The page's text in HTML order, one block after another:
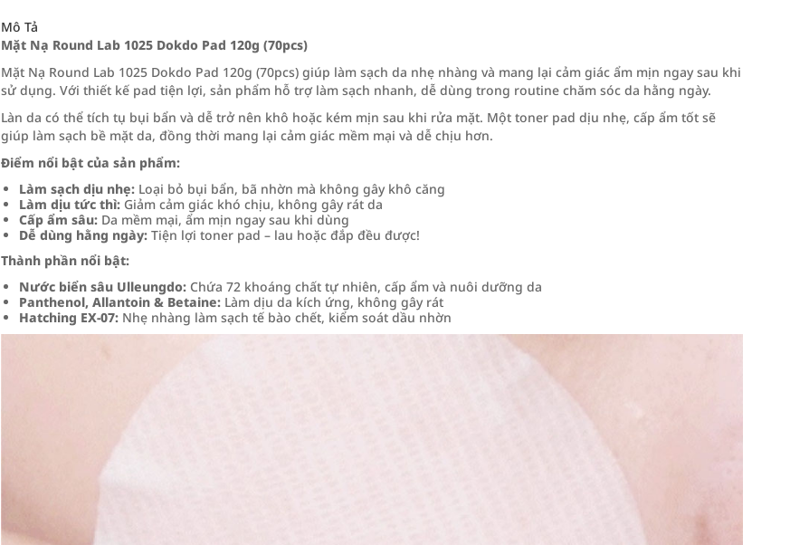
Mô Tả
Mặt Nạ Round Lab 1025 Dokdo Pad 120g (70pcs)
Mặt Nạ Round Lab 1025 Dokdo Pad 120g (70pcs) giúp làm sạch da nhẹ nhàng và mang lại cảm giác ẩm mịn ngay sau khi
sử dụng. Với thiết kế pad tiện lợi, sản phẩm hỗ trợ làm sạch nhanh, dễ dùng trong routine chăm sóc da hằng ngày.
Làn da có thể tích tụ bụi bẩn và dễ trở nên khô hoặc kém mịn sau khi rửa mặt. Một toner pad dịu nhẹ, cấp ẩm tốt sẽ
giúp làm sạch bề mặt da, đồng thời mang lại cảm giác mềm mại và dễ chịu hơn.
Điểm nổi bật của sản phẩm:
Làm sạch dịu nhẹ: Loại bỏ bụi bẩn, bã nhờn mà không gây khô căng
Làm dịu tức thì: Giảm cảm giác khó chịu, không gây rát da
Cấp ẩm sâu: Da mềm mại, ẩm mịn ngay sau khi dùng
Dễ dùng hằng ngày: Tiện lợi toner pad – lau hoặc đắp đều được!
Thành phần nổi bật:
Nước biển sâu Ulleungdo: Chứa 72 khoáng chất tự nhiên, cấp ẩm và nuôi dưỡng da
Panthenol, Allantoin & Betaine: Làm dịu da kích ứng, không gây rát
Hatching EX-07: Nhẹ nhàng làm sạch tế bào chết, kiểm soát dầu nhờn